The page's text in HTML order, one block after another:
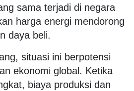
sama terjadi di negara
harga energi mendorong
daya beli.
situasi ini berpotensi
ekonomi global. Ketika
biaya produksi dan